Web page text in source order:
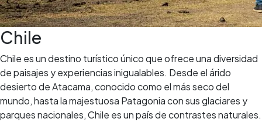
Chile
Chile es un destino turístico único que ofrece una diversidad
de paisajes y experiencias inigualables. Desde el árido
desierto de Atacama, conocido como el más seco del
mundo, hasta la majestuosa Patagonia con sus glaciares y
parques nacionales, Chile es un país de contrastes naturales.